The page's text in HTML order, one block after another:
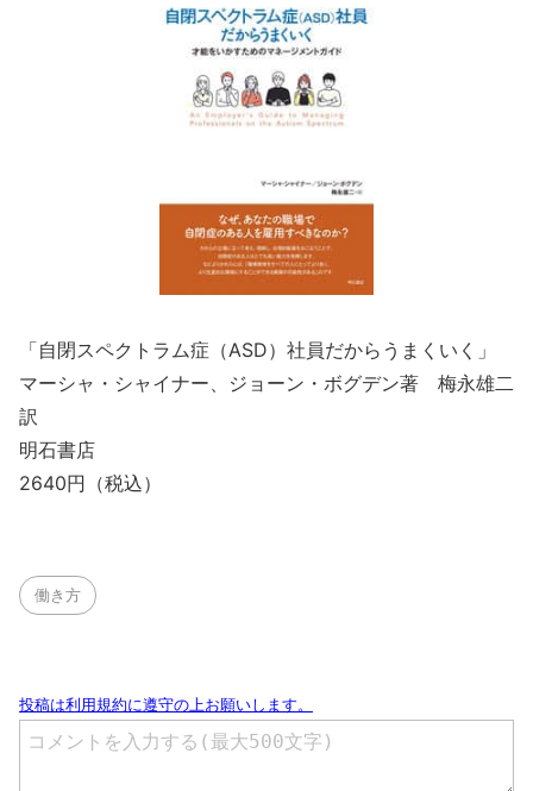
「自閉スペクトラム症（ASD）社員だからうまくいく」
マーシャ・シャイナー、ジョーン・ボグデン著 梅永雄二
訳
明石書店
2640円（税込）
働き方